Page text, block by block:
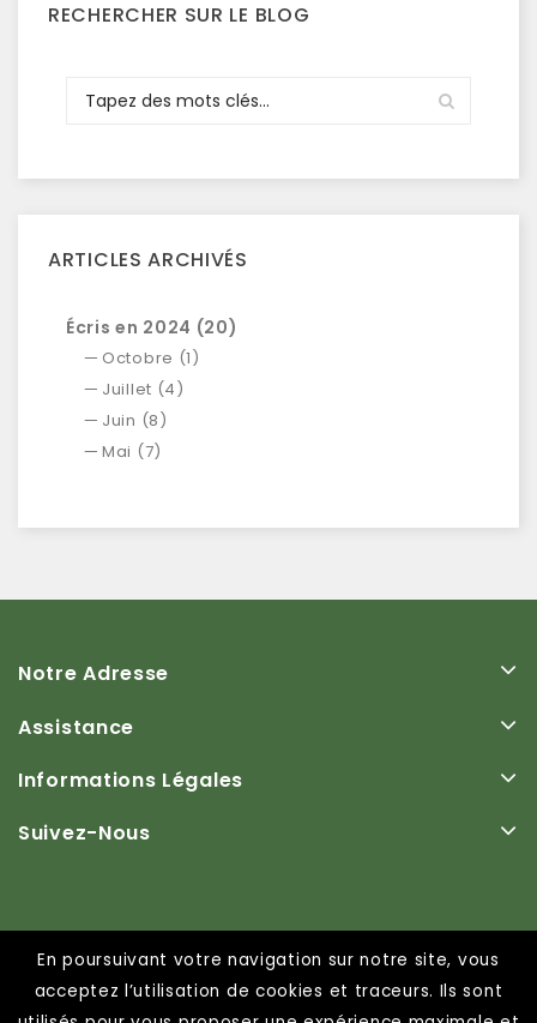
RECHERCHER SUR LE BLOG
ARTICLES ARCHIVÉS
Écris en 2024 (20)
Octobre (1)
Juillet (4)
Juin (8)
Mai (7)
Notre Adresse
Assistance
Informations Légales
Suivez-Nous
En poursuivant votre navigation sur notre site, vous
acceptez l’utilisation de cookies et traceurs. Ils sont